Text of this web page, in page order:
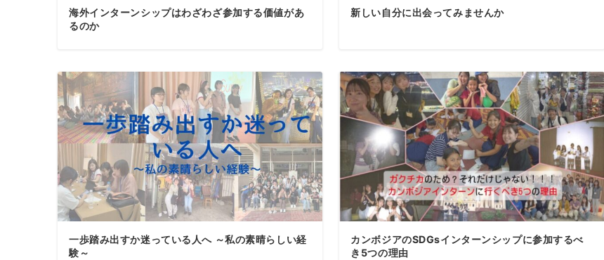
海外インターンシップはわざわざ参加する価値があ
るのか
新しい自分に出会ってみませんか
一歩踏み出すか迷っている人へ ～私の素晴らしい経
験～
カンボジアのSDGsインターンシップに参加するべ
き5つの理由